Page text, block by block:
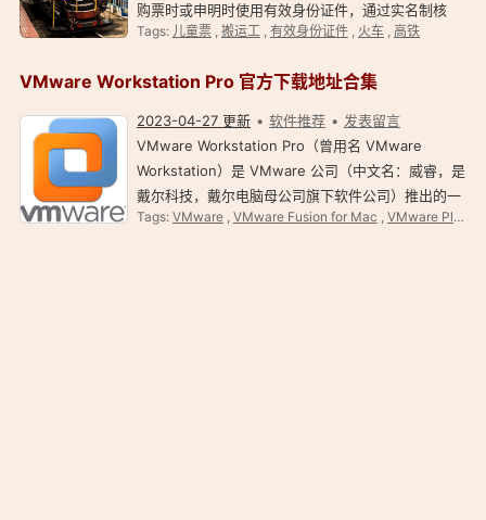
购票时或申明时使用有效身份证件，通过实名制核
验、检票闸机检票进站。 中国铁路官博获悉，办理过
证…
Tags: 儿童票, 搬运工, 有效身份证件, 火车, 高铁
VMware Workstation Pro 官方下载地址合集
2023-04-27 更新 软件推荐
发表留言
VMware Workstation Pro（曾用名 VMware
Workstation）是 VMware 公司（中文名：威睿，是
戴尔科技，戴尔电脑母公司旗下软件公司）推出的一
款桌面虚拟计算软件，具有 Windows 、 Linux 版
Tags: VMware, VMware Fusion for Mac , VMware Player